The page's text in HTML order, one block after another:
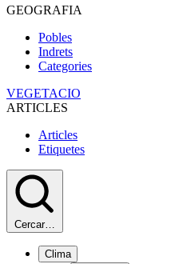
GEOGRAFIA
Pobles
Indrets
Categories
VEGETACIO
ARTICLES
Articles
Etiquetes
Cercar…
Clima